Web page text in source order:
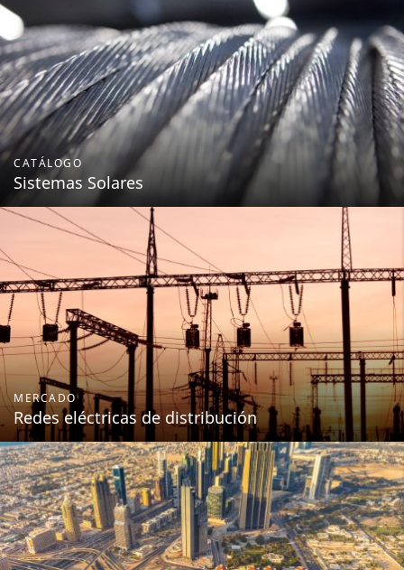
CATÁLOGO
Sistemas Solares
MERCADO
Redes eléctricas de distribución